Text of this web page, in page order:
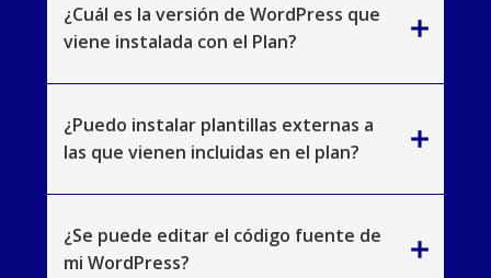
¿Cuál es la versión de WordPress que
viene instalada con el Plan?
add
¿Puedo instalar plantillas externas a
las que vienen incluidas en el plan?
add
¿Se puede editar el código fuente de
mi WordPress?
add